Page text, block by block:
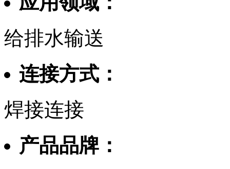
给排水输送
连接方式：
焊接连接
产品品牌：